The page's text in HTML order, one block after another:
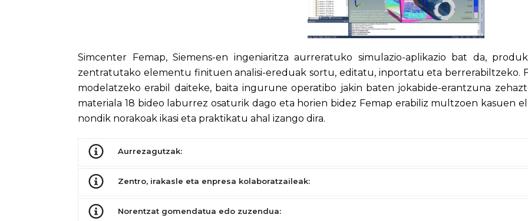
Simcenter Femap, Siemens-en ingeniaritza aurreratuko simulazio-aplikazio bat da,
zentratutako elementu finituen analisi-ereduak sortu, editatu, inportatu eta berrerabiltzeko.
modelatzeko erabil daiteke, baita ingurune operatibo jakin baten jokabide-erantzuna
materiala 18 bideo laburrez osaturik dago eta horien bidez Femap erabiliz multzoen kasuen
nondik norakoak ikasi eta praktikatu ahal izango dira.
Aurrezagutzak:
Zentro, irakasle eta enpresa kolaboratzaileak:
Norentzat gomendatua edo zuzendua: